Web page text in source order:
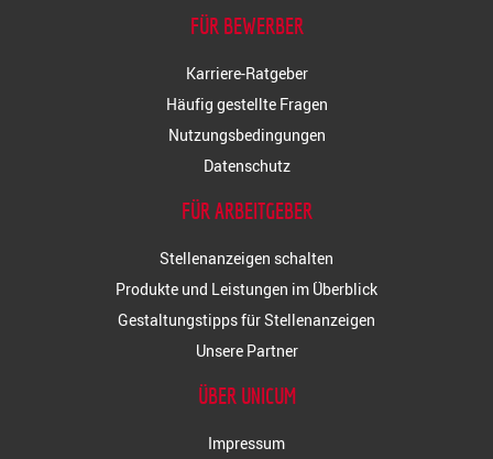
FÜR BEWERBER
Karriere-Ratgeber
Häufig gestellte Fragen
Nutzungsbedingungen
Datenschutz
FÜR ARBEITGEBER
Stellenanzeigen schalten
Produkte und Leistungen im Überblick
Gestaltungstipps für Stellenanzeigen
Unsere Partner
ÜBER UNICUM
Impressum